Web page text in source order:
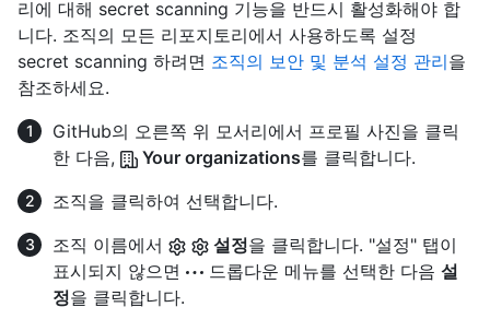
리에 대해 secret scanning 기능을 반드시 활성화해야 합
니다. 조직의 모든 리포지토리에서 사용하도록 설정
secret scanning 하려면 조직의 보안 및 분석 설정 관리을
참조하세요.
GitHub의 오른쪽 위 모서리에서 프로필 사진을 클릭
한 다음,
Your organizations를 클릭합니다.
조직을 클릭하여 선택합니다.
조직 이름에서
설정을 클릭합니다. "설정" 탭이
표시되지 않으면
드롭다운 메뉴를 선택한 다음 설
정을 클릭합니다.